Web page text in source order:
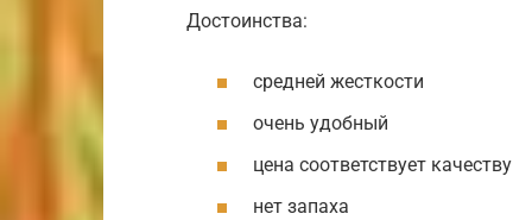
Достоинства:
средней жесткости
очень удобный
цена соответствует качеству
нет запаха